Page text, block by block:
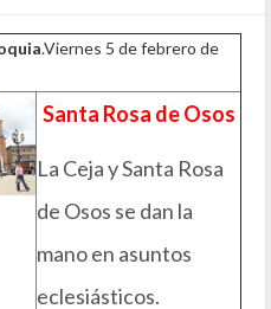
.Viernes 5 de febrero de
Santa Rosa de Osos
La Ceja y Santa Rosa
de Osos se dan la
mano en asuntos
eclesiásticos.